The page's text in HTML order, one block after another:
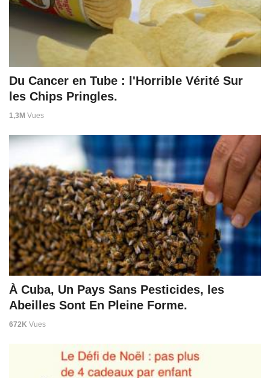
Du Cancer en Tube : l'Horrible Vérité Sur
les Chips Pringles.
1,3M Vues
À Cuba, Un Pays Sans Pesticides, les
Abeilles Sont En Pleine Forme.
672K Vues